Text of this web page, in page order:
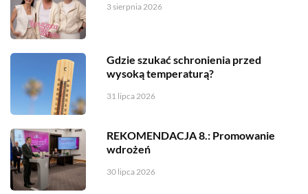
3 sierpnia 2026
Gdzie szukać schronienia przed
wysoką temperaturą?
31 lipca 2026
REKOMENDACJA 8.: Promowanie
wdrożeń
30 lipca 2026